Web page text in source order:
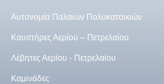
Αυτονομία Παλαιών Πολυκατοικιών
Καυστήρες Αερίου – Πετρελαίου
Λέβητες Αερίου - Πετρελαίου
Καμινάδες